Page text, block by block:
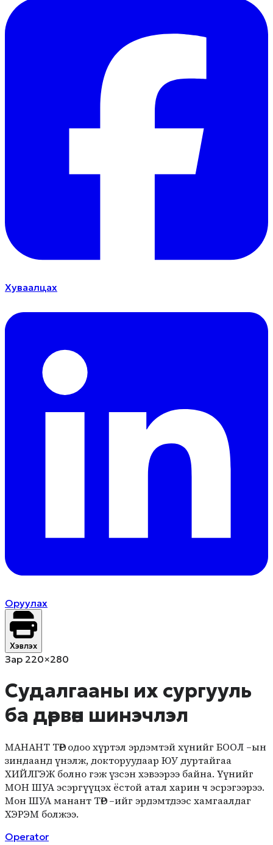
Хуваалцах
Оруулах
Хэвлэх
Зар 220×280
Судалгааны их сургууль
ба дөрвөн шинэчлэл
МАНАНТ ТӨР одоо хүртэл эрдэмтэй хүнийг БООЛ –ын
зиндаанд үнэлж, докторуудаар ЮУ дуртайгаа
ХИЙЛГЭЖ болно гэж үзсэн хэвээрээ байна. Үүнийг
МОН ШУА эсэргүүцэх ёстой атал харин ч эсрэгээрээ.
Мон ШУА манант ТӨР –ийг эрдэмтдээс хамгаалдаг
ХЭРЭМ болжээ.
Operator